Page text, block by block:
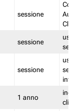
sessione
sessione
sessione
1 anno